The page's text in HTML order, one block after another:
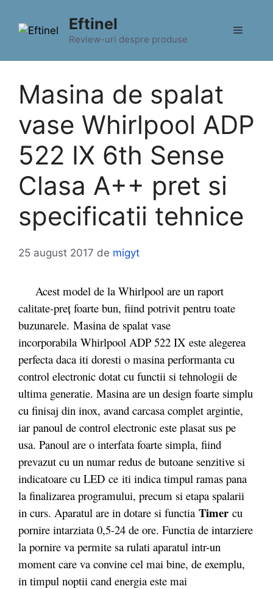
conținut
Eftinel
Review-uri despre produse
Meniu
Masina de spalat
vase Whirlpool ADP
522 IX 6th Sense
Clasa A++ pret si
specificatii tehnice
25 august 2017 de migyt
Acest model de la Whirlpool are un raport
calitate-preț foarte bun, fiind potrivit pentru toate
buzunarele. Masina de spalat vase
incorporabila Whirlpool ADP 522 IX este alegerea
perfecta daca iti doresti o masina performanta cu
control electronic dotat cu functii si tehnologii de
ultima generatie. Masina are un design foarte simplu
cu finisaj din inox, avand carcasa complet argintie,
iar panoul de control electronic este plasat sus pe
usa. Panoul are o interfata foarte simpla, fiind
prevazut cu un numar redus de butoane senzitive si
indicatoare cu LED ce iti indica timpul ramas pana
la finalizarea programului, precum si etapa spalarii
in curs. Aparatul are in dotare si functia Timer cu
pornire intarziata 0,5-24 de ore. Functia de intarziere
la pornire va permite sa rulati aparatul intr-un
moment care va convine cel mai bine, de exemplu,
in timpul noptii cand energia este mai